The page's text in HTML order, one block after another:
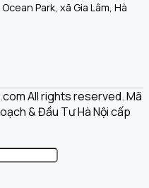
Park, xã Gia Lâm, Hà
All rights reserved. Mã
& Đầu Tư Hà Nội cấp